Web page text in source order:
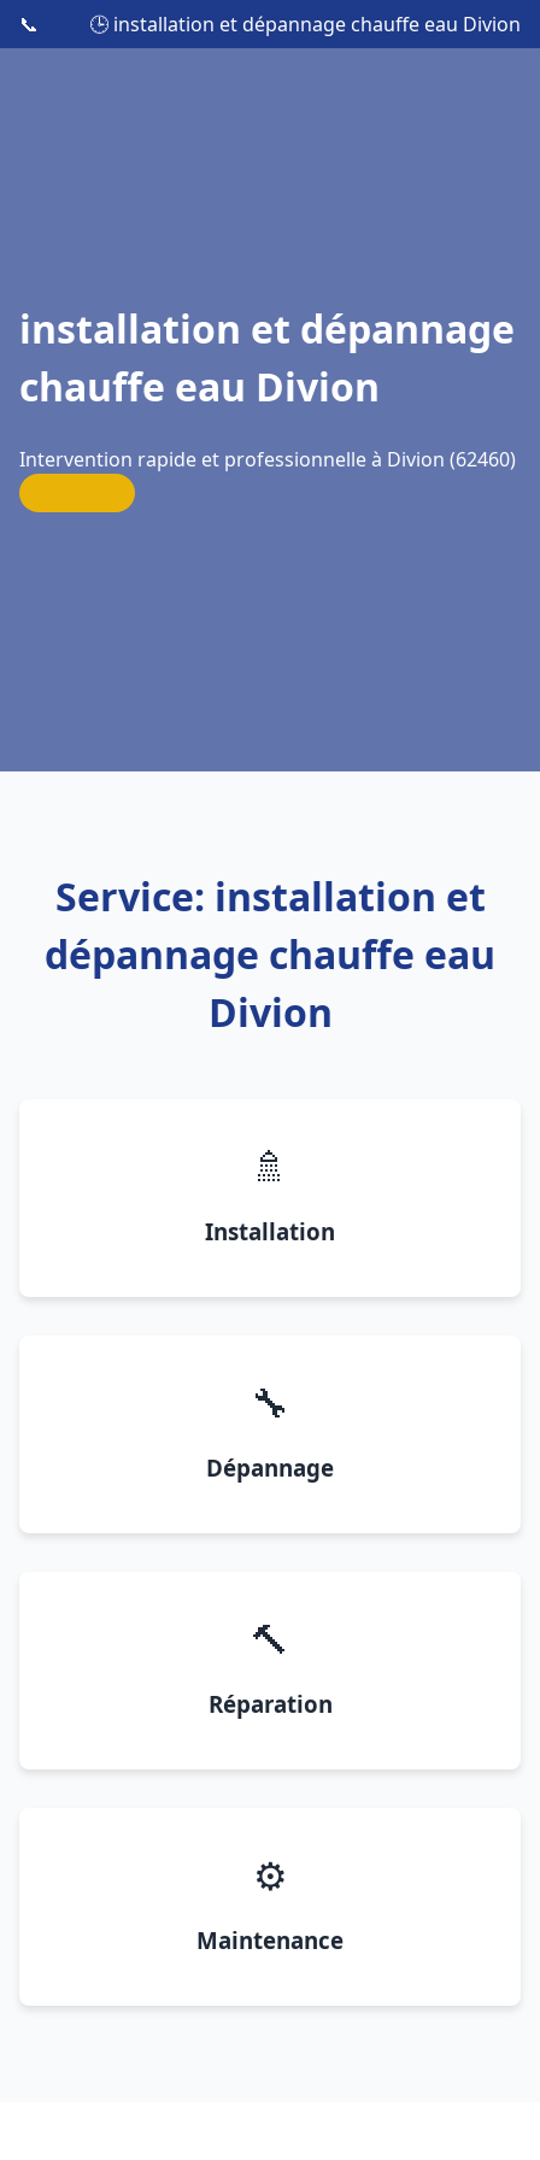
📞 🕒 installation et dépannage chauffe eau Divion
installation et dépannage
chauffe eau Divion
Intervention rapide et professionnelle à Divion (62460)
Service: installation et
dépannage chauffe eau
Divion
🚿
Installation
🔧
Dépannage
🔨
Réparation
⚙️
Maintenance